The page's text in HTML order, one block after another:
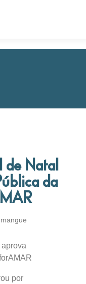
de Natal
da
mangue
por